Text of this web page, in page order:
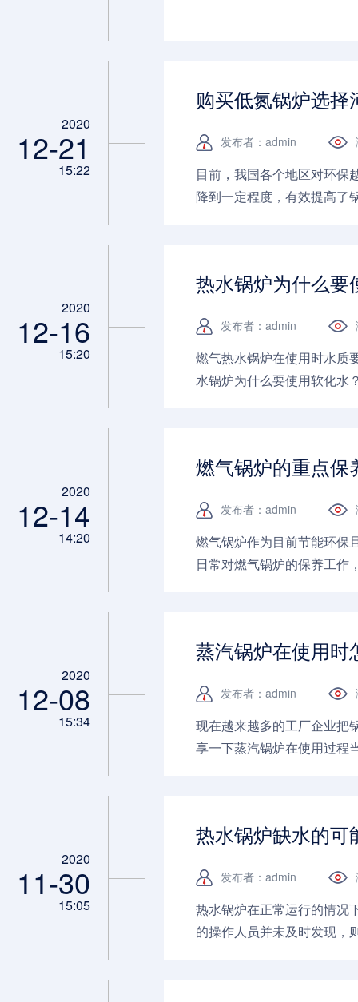
2020
12-21
15:22
购买低氮锅炉选择
发布者：admin
目前，我国各个地区对环保
降到一定程度，有效提高了
2020
12-16
15:20
热水锅炉为什么要
发布者：admin
燃气热水锅炉在使用时水质
水锅炉为什么要使用软化水
2020
12-14
14:20
燃气锅炉的重点保
发布者：admin
燃气锅炉作为目前节能环保
日常对燃气锅炉的保养工作
2020
12-08
15:34
蒸汽锅炉在使用时
发布者：admin
现在越来越多的工厂企业把
享一下蒸汽锅炉在使用过程
2020
11-30
15:05
热水锅炉缺水的可
发布者：admin
热水锅炉在正常运行的情况
的操作人员并未及时发现，